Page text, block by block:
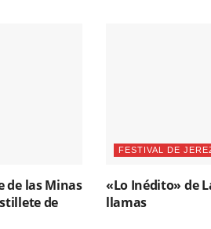
de las Minas
de
FESTIVAL DE
«Lo Inédito» de
llamas